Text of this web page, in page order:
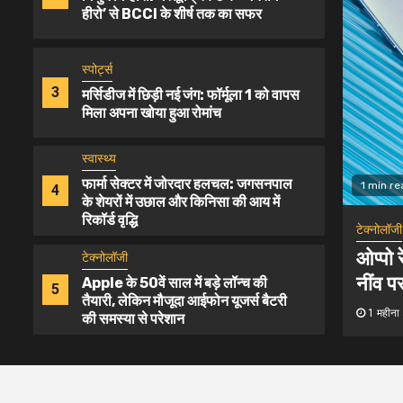
3
मर्सिडीज में छिड़ी नई जंग: फॉर्मूला 1 को वापस
मिला अपना खोया हुआ रोमांच
4
फार्मा सेक्टर में जोरदार हलचल: जगसनपाल
के शेयरों में उछाल और किनिसा की आय में
रिकॉर्ड वृद्धि
5
Apple के 50वें साल में बड़े लॉन्च की
तैयारी, लेकिन मौजूदा आईफोन यूजर्स बैटरी
की समस्या से परेशान
ओप्पो रेनो सीरीज़ का नया अध्याय: Reno
1 min read
ओप्पो रेनो सीरीज़ का नया अध्याय:
नींव पर खड़े लेटेस्ट Reno 16 और
1 महीना ago